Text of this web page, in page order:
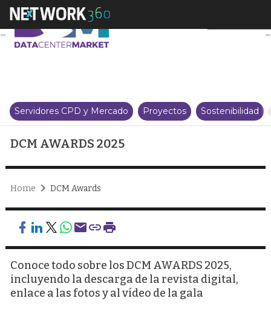
DCM AWARDS 2025
Servidores CPD y Mercado Proyectos Sostenibilidad
DCM AWARDS 2025
Home DCM Awards
Conoce todo sobre los DCM AWARDS 2025,
incluyendo la descarga de la revista digital,
enlace a las fotos y al vídeo de la gala